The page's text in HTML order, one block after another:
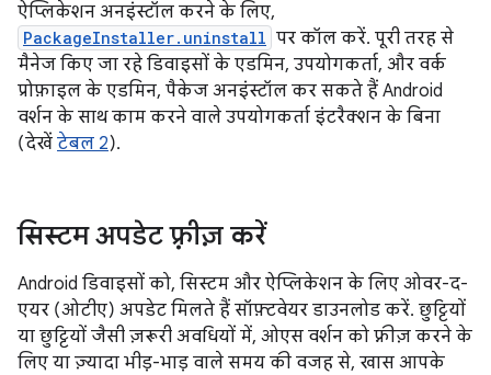
ऐप्लिकेशन अनइंस्टॉल करने के लिए,
PackageInstaller.uninstall पर कॉल करें. पूरी तरह से
मैनेज किए जा रहे डिवाइसों के एडमिन, उपयोगकर्ता, और वर्क
प्रोफ़ाइल के एडमिन, पैकेज अनइंस्टॉल कर सकते हैं Android
वर्शन के साथ काम करने वाले उपयोगकर्ता इंटरैक्शन के बिना
(देखें टेबल 2).
सिस्टम अपडेट फ़्रीज़ करें
Android डिवाइसों को, सिस्टम और ऐप्लिकेशन के लिए ओवर-द-
एयर (ओटीए) अपडेट मिलते हैं सॉफ़्टवेयर डाउनलोड करें. छुट्टियों
या छुट्टियों जैसी ज़रूरी अवधियों में, ओएस वर्शन को फ़्रीज़ करने के
लिए या ज़्यादा भीड़-भाड़ वाले समय की वजह से, खास आपके